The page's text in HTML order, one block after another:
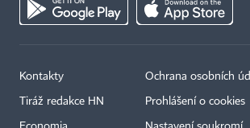
Kontakty
Tiráž redakce HN
Ochrana osobních
Prohlášení o cookies